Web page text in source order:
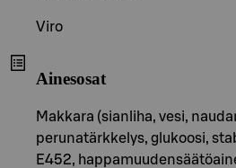
Viro
Ainesosat
Makkara (sianliha, vesi,
perunatärkkelys, glukoosi,
E452,